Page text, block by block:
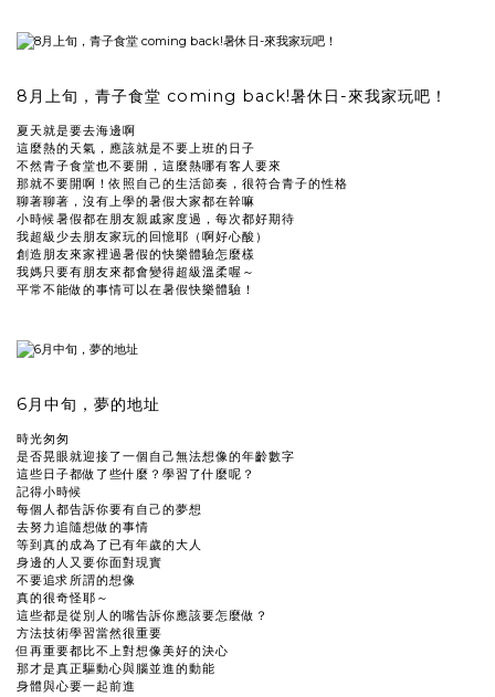
8月上旬，青子食堂 coming back!暑休日-來我家玩吧！
夏天就是要去海邊啊
這麼熱的天氣，應該就是不要上班的日子
不然青子食堂也不要開，這麼熱哪有客人要來
那就不要開啊！依照自己的生活節奏，很符合青子的性格
聊著聊著，沒有上學的暑假大家都在幹嘛
小時候暑假都在朋友親戚家度過，每次都好期待
我超級少去朋友家玩的回憶耶（啊好心酸）
創造朋友來家裡過暑假的快樂體驗怎麼樣
我媽只要有朋友來都會變得超級溫柔喔～
平常不能做的事情可以在暑假快樂體驗！
6月中旬，夢的地址
時光匆匆
是否晃眼就迎接了一個自己無法想像的年齡數字
這些日子都做了些什麼？學習了什麼呢？
記得小時候
每個人都告訴你要有自己的夢想
去努力追隨想做的事情
等到真的成為了已有年歲的大人
身邊的人又要你面對現實
不要追求所謂的想像
真的很奇怪耶～
這些都是從別人的嘴告訴你應該要怎麼做？
方法技術學習當然很重要
但再重要都比不上對想像美好的決心
那才是真正驅動心與腦並進的動能
身體與心要一起前進